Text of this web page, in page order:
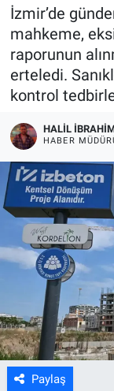
İzmir’de
mahkeme,
raporunun
erteledi.
kontrol
HALIL
HABER
Paylaş